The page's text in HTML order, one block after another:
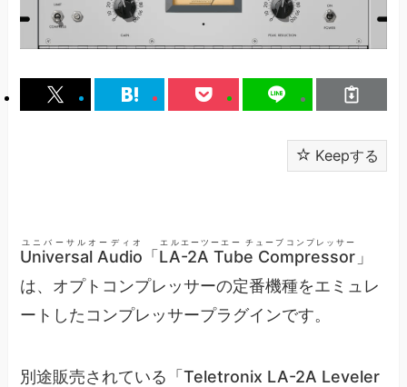
Keepする
Universal Audio
ユニバーサルオーディオ
「 LA-2A Tube Compressor
エルエーツーエー チューブコンプレッサー
」
は、オプトコンプレッサーの定番機種をエミュレ
ートしたコンプレッサープラグインです。
別途販売されている「Teletronix LA-2A Leveler